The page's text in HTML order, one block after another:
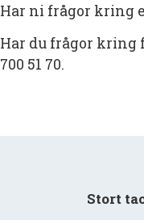
Har ni frågor kring
Har du frågor kring
700 51 70.
Stort